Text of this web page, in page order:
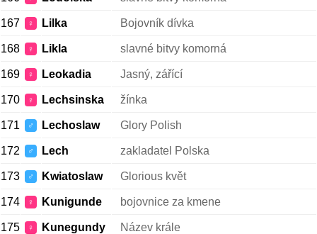
167 ♀ Lilka Bojovník dívka
168 ♀ Likla slavné bitvy komorná
169 ♀ Leokadia Jasný, zářící
170 ♀ Lechsinska žínka
171 ♂ Lechoslaw Glory Polish
172 ♂ Lech zakladatel Polska
173 ♂ Kwiatoslaw Glorious květ
174 ♀ Kunigunde bojovnice za kmene
175 ♀ Kunegundy Název krále